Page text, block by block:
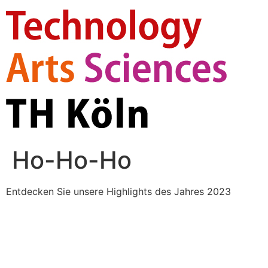
springen
Ho-Ho-Ho
Entdecken Sie unsere Highlights des Jahres 2023